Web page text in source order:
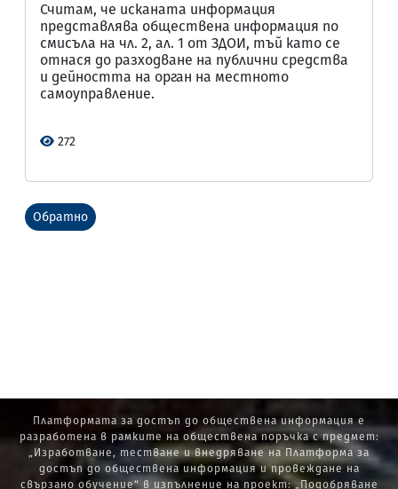
Считам, че исканата информация
представлява обществена информация по
смисъла на чл. 2, ал. 1 от ЗДОИ, тъй като се
отнася до разходване на публични средства
и дейността на орган на местното
самоуправление.
272
Обратно
Платформата за достъп до обществена информация е
разработена в рамките на обществена поръчка с предмет:
„Изработване, тестване и внедряване на Платформа за
достъп до обществена информация и провеждане на
свързано обучение“ в изпълнение на проект: „Подобряване